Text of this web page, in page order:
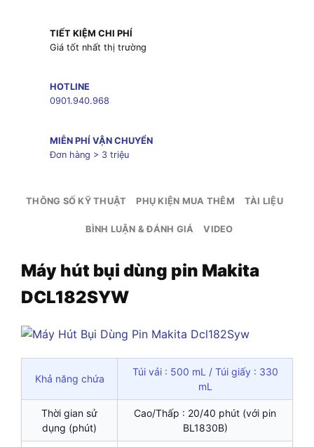
TIẾT KIỆM CHI PHÍ
Giá tốt nhất thị trường
HOTLINE
0901.940.968
MIỄN PHÍ VẬN CHUYỂN
Đơn hàng > 3 triệu
THÔNG SỐ KỸ THUẬT PHỤ KIỆN MUA THÊM TÀI LIỆU
BÌNH LUẬN & ĐÁNH GIÁ VIDEO
Máy hút bụi dùng pin Makita
DCL182SYW
Khả năng chứa
Túi vải : 500 mL / Túi giấy : 330
mL
Thời gian sử
dụng (phút)
Cao/Thấp : 20/40 phút (với pin
BL1830B)